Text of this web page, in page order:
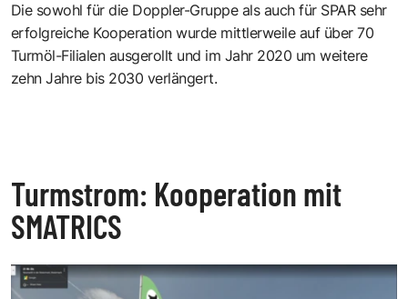
Die sowohl für die Doppler-Gruppe als auch für SPAR sehr
erfolgreiche Kooperation wurde mittlerweile auf über 70
Turmöl-Filialen ausgerollt und im Jahr 2020 um weitere
zehn Jahre bis 2030 verlängert.
Turmstrom: Kooperation mit
SMATRICS